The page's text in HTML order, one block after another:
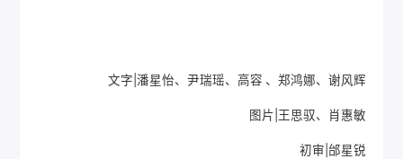
文字|潘星怡、尹瑞瑶、高容 、郑鸿娜、谢风辉
图片|王思驭、肖惠敏
初审|邰星锐